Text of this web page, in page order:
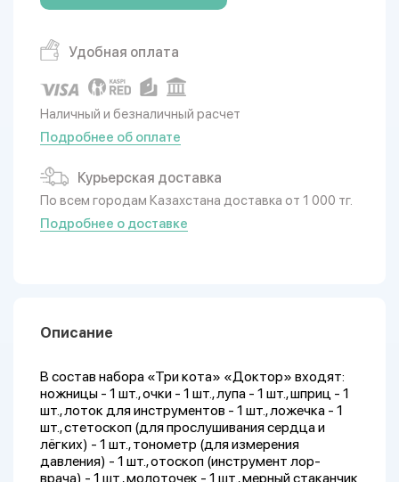
Удобная оплата
Наличный и безналичный расчет
Подробнее об оплате
Курьерская доставка
По всем городам Казахстана доставка от 1 000 тг.
Подробнее о доставке
Описание
В состав набора «Три кота» «Доктор» входят:
ножницы - 1 шт., очки - 1 шт., лупа - 1 шт., шприц - 1
шт., лоток для инструментов - 1 шт., ложечка - 1
шт., стетоскоп (для прослушивания сердца и
лёгких) - 1 шт., тонометр (для измерения
давления) - 1 шт., отоскоп (инструмент лор-
врача) - 1 шт., молоточек - 1 шт., мерный стаканчик